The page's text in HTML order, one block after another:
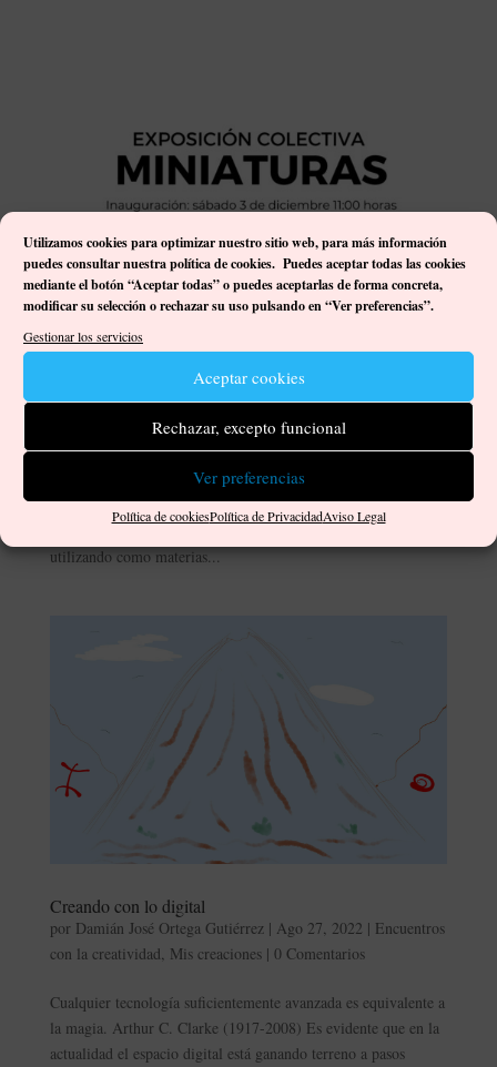
Utilizamos cookies para optimizar nuestro sitio web, para más información
puedes consultar nuestra política de cookies. Puedes aceptar todas las cookies
mediante el botón “Aceptar todas” o puedes aceptarlas de forma concreta,
modificar su selección o rechazar su uso pulsando en “Ver preferencias”.
Gestionar los servicios
Aceptar cookies
Rechazar, excepto funcional
Ver preferencias
Política de cookiesPolítica de PrivacidadAviso Legal
“Miniaturas” en Arte Tinamar, San Mateo
Damián José Ortega Gutiérrez|Dic 2, 2022
Exposiciones,Mis creaciones|0 Comentarios
El arte de la miniatura, desarrollado desde hace siglos, según la
UNESCO, es “un arte bidimensional consistente en diseñar y
ejecutar pinturas de tamaño pequeño en libros, cartón piedra,
alfombras, textiles, muros, cerámicas y otros soportes,
utilizando como materias...
Creando con lo digital
por Damián José Ortega Gutiérrez | Ago 27, 2022 | Encuentros
con la creatividad Mis creaciones| 0 Comentarios
Cualquier tecnología suficientemente avanzada es equivalente a
la magia. Arthur C. Clarke (1917-2008) Es evidente que en la
actualidad el espacio digital está ganando terreno a pasos